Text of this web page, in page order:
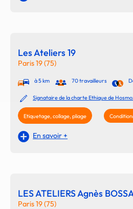
Les Ateliers 19
Paris 19 (75)
à 5 km 70 travailleurs
Signataire de la charte Ethique de
Etiquetage, collage, pliage
En savoir +
LES ATELIERS Agnès
Paris 19 (75)